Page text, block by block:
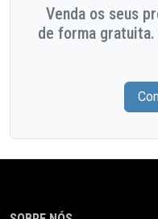
Venda os seus
de forma